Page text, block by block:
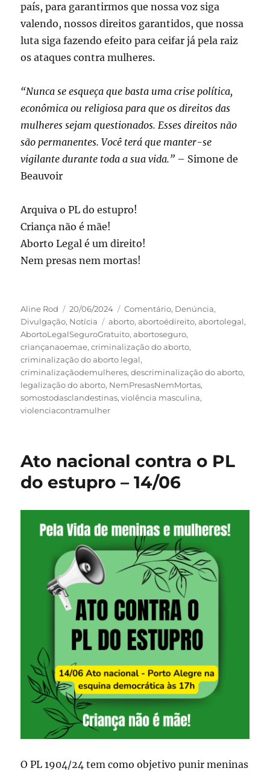
país, para garantirmos que nossa voz siga
valendo, nossos direitos garantidos, que nossa
luta siga fazendo efeito para ceifar já pela raiz
os ataques contra mulheres.
“Nunca se esqueça que basta uma crise política,
econômica ou religiosa para que os direitos das
mulheres sejam questionados. Esses direitos não
são permanentes. Você terá que manter-se
vigilante durante toda a sua vida.” – Simone de
Beauvoir
Arquiva o PL do estupro!
Criança não é mãe!
Aborto Legal é um direito!
Nem presas nem mortas!
Autor
Aline Rod
Publicado
em
20/06/2024 Categorias
Comentário, Denúncia,
Divulgação, Notícia Tags
aborto,abortoédireito,abortolegal,
AbortoLegalSeguroGratuito,abortoseguro,
criançanaoemae,criminalização do aborto,
criminalização do aborto legal,
criminalizaçãodemulheres,descriminalização do aborto,
legalização do aborto, NemPresasNemMortas,
somostodasclandestinas,violência masculina,
violenciacontramulher
Ato nacional contra o PL
do estupro – 14/06
O PL 1904/24 tem como objetivo punir meninas